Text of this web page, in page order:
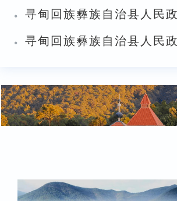
· 寻甸回族彝族自治县人民
·
·
·
·